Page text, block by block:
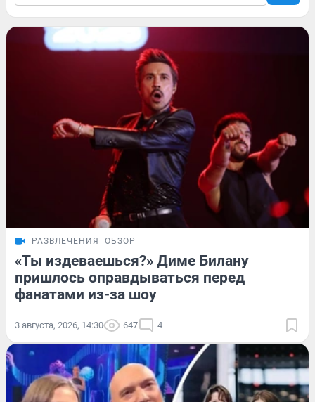
РАЗВЛЕЧЕНИЯ ОБЗОР
«Ты издеваешься?» Диме Билану
пришлось оправдываться перед
фанатами из-за шоу
3 августа, 2026, 14:30 647 4